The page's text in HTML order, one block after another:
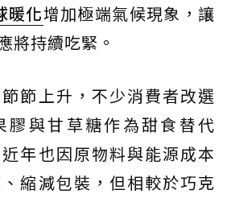
暖化增加極端氣候現象，讓
將持續吃緊。
節上升，不少消費者改選
膠與甘草糖作為甜食替代
年也因原物料與能源成本
縮減包裝，但相較於巧克